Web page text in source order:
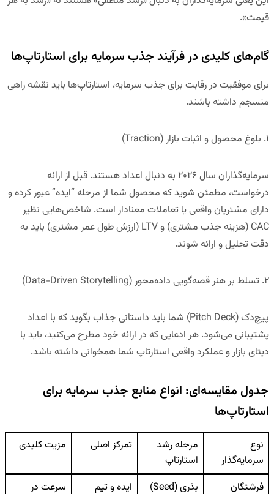
قیمت».
گام‌های کلیدی در فرآیند جذب سرمایه برای استارتاپ‌ها
برای موفقیت در رقابت برای جذب سرمایه، استارتاپ‌ها باید نقشه راهی
منسجم داشته باشند.
۱. بلوغ محصول و اثبات بازار ( Traction
)
سرمایه‌گذاران سال ۲۰۲۶ به دنبال اعداد هستند. قبل از ارائه
درخواست، مطمئن شوید که محصول شما از مرحله “ایده” عبور کرده و
دارای مشتریان واقعی یا تعاملات معنادار است. شاخص‌هایی نظیر
CAC (هزینه جذب مشتری) و LTV (ارزش طول عمر مشتری) باید به
دقت تحلیل و ارائه شوند.
۲. تسلط بر هنر قصه‌گویی داده‌محور ( Data-Driven Storytelling
)
پیچ‌دک (Pitch Deck) شما باید داستانی جذاب بگوید که با اعداد
پشتیبانی می‌شود. هر ادعایی که در ارائه خود مطرح می‌کنید، باید با
دیتای بازار و عملکرد واقعی استارتاپ شما همخوانی داشته باشد.
جدول مقایسه‌ای: انواع منابع جذب سرمایه برای
استارتاپ‌ها
نوع
سرمایه‌گذار
مرحله رشد
استارتاپ
تمرکز اصلی مزیت کلیدی
فرشتگان بذری (Seed) ایده و تیم سرعت در